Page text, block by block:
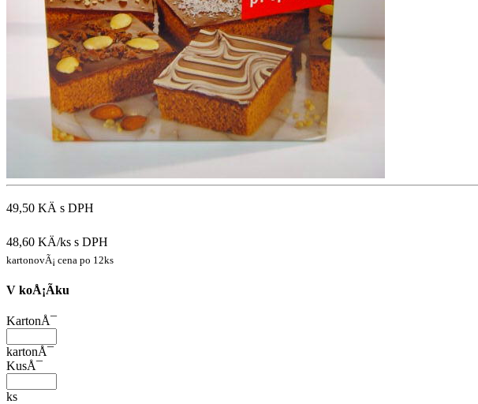
49,50 KÄ s DPH
48,60 KÄ/ks s DPH
kartonovÃ¡ cena po 12ks
V koÅ¡Ã­ku
KartonÅ¯
kartonÅ¯
KusÅ¯
ks